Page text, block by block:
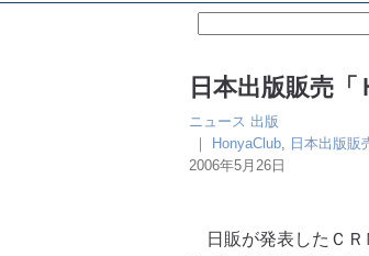
日本出版販売
ニュース 出版
｜
HonyaClub, 日本出版販
2006年5月26日
日販が発表したＣＲ